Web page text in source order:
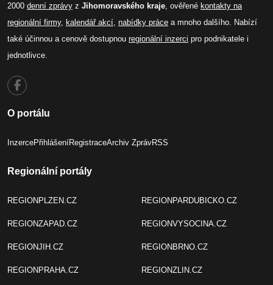
2000 denní zprávy z Jihomoravského kraje , ověřené kontakty na
regionální firmy, kalendář akcí nabídky práce a mnoho dalšího. Nabízí
také účinnou a cenově dostupnou regionální inzerci pro podnikatele i
jednotlivce.
O portálu
InzercePřihlášeníRegistraceArchiv ZprávRSS
Regionální portály
REGIONPLZEN.CZ
REGIONZAPAD.CZ
REGIONJIH.CZ
REGIONPRAHA.CZ
REGIONPARDUBICKO.CZ
REGIONVYSOCINA.CZ
REGIONBRNO.CZ
REGIONZLIN.CZ